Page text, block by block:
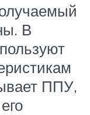
В
ППУ,